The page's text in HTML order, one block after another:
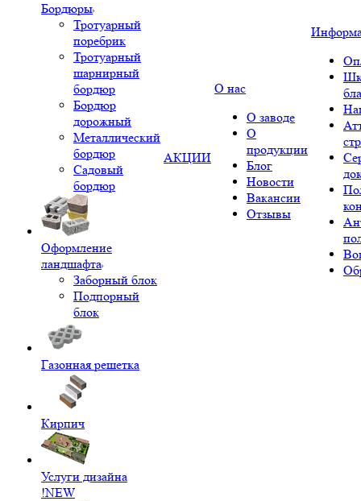
Бордюры
Тротуарный
поребрик
Тротуарный
шарнирный
бордюр
Бордюр
дорожный
Металлический
бордюр
Садовый
бордюр
Оформление
ландшафта
Заборный блок
Подпорный
блок
Газонная решетка
Кирпич
Услуги дизайна
!NEW
АКЦИИ
О нас
О заводе
О
продукции
Блог
Новости
Вакансии
Отзывы